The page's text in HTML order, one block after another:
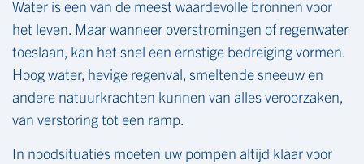
Water is een van de meest waardevolle bronnen voor
het leven. Maar wanneer overstromingen of regenwater
toeslaan, kan het snel een ernstige bedreiging vormen.
Hoog water, hevige regenval, smeltende sneeuw en
andere natuurkrachten kunnen van alles veroorzaken,
van verstoring tot een ramp.
In noodsituaties moeten uw pompen altijd klaar voor